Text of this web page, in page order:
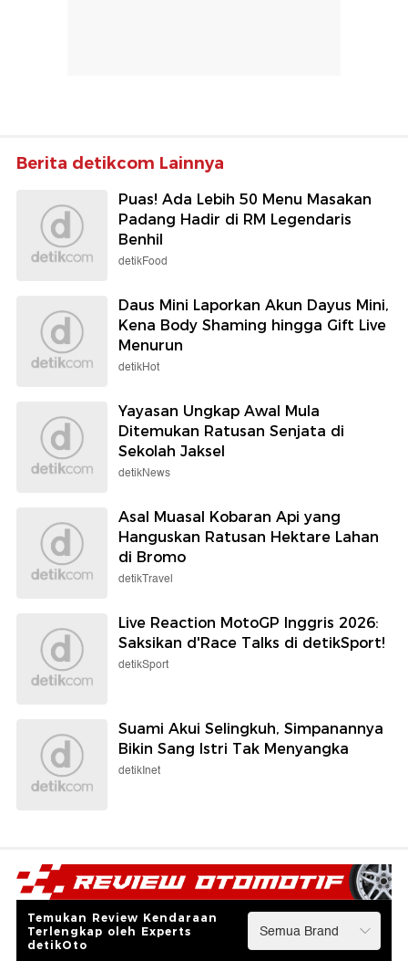
Berita detikcom Lainnya
Puas! Ada Lebih 50 Menu Masakan
Padang Hadir di RM Legendaris
Benhil
detikFood
Daus Mini Laporkan Akun Dayus Mini,
Kena Body Shaming hingga Gift Live
Menurun
detikHot
Yayasan Ungkap Awal Mula
Ditemukan Ratusan Senjata di
Sekolah Jaksel
detikNews
Asal Muasal Kobaran Api yang
Hanguskan Ratusan Hektare Lahan
di Bromo
detikTravel
Live Reaction MotoGP Inggris 2026:
Saksikan d'Race Talks di detikSport!
detikSport
Suami Akui Selingkuh, Simpanannya
Bikin Sang Istri Tak Menyangka
detikInet
Temukan Review Kendaraan
Terlengkap oleh Experts
detikOto